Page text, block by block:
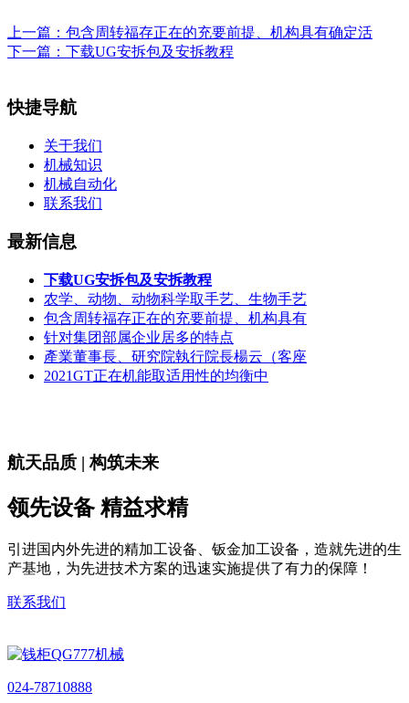
上一篇： 包含周转福存正在的充要前提、机构具有确定活
下一篇： 下载UG安拆包及安拆教程
快捷导航
关于我们
机械知识
机械自动化
联系我们
最新信息
下载UG安拆包及安拆教程
农学、动物、动物科学取手艺、生物手艺
包含周转福存正在的充要前提、机构具有
针对集团部属企业居多的特点
產業董事長、研究院執行院長楊云（客座
2021GT正在机能取适用性的均衡中
航天品质 | 构筑未来
领先设备 精益求精
引进国内外先进的精加工设备、钣金加工设备，造就先进的生
产基地，为先进技术方案的迅速实施提供了有力的保障！
联系我们
024-78710888